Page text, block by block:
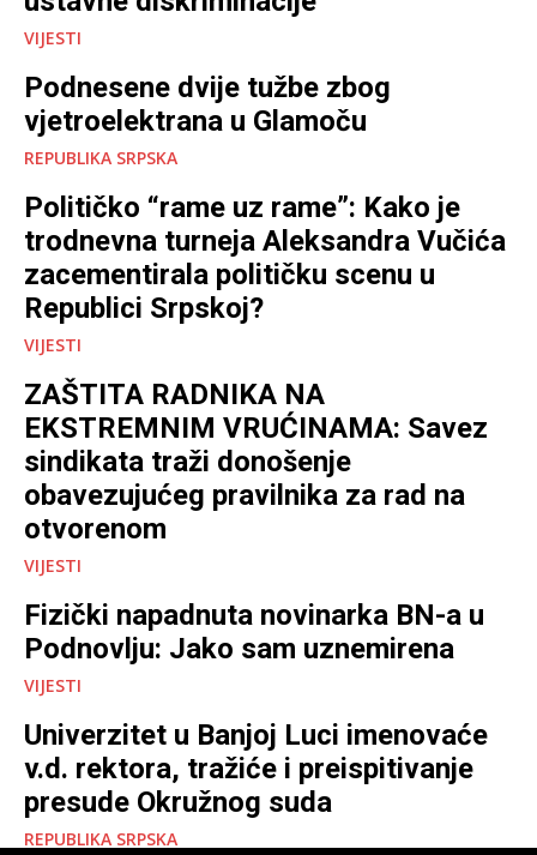
VIJESTI
Podnesene dvije tužbe zbog
vjetroelektrana u Glamoču
REPUBLIKA SRPSKA
Političko “rame uz rame”: Kako je
trodnevna turneja Aleksandra Vučića
zacementirala političku scenu u
Republici Srpskoj?
VIJESTI
ZAŠTITA RADNIKA NA
EKSTREMNIM VRUĆINAMA: Savez
sindikata traži donošenje
obavezujućeg pravilnika za rad na
otvorenom
VIJESTI
Fizički napadnuta novinarka BN-a u
Podnovlju: Jako sam uznemirena
VIJESTI
Univerzitet u Banjoj Luci imenovaće
v.d. rektora, tražiće i preispitivanje
presude Okružnog suda
REPUBLIKA SRPSKA